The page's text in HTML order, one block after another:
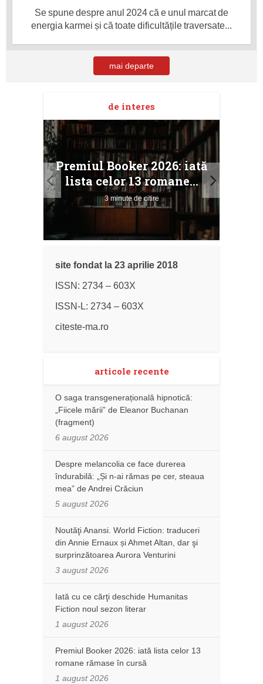
Se spune despre anul 2024 că e unul marcat de
energia karmei și că toate dificultățile traversate...
mai departe
de interes
Premiul Booker 2026: iată
lista celor 13 romane...
3 minute de citire
site fondat la 23 aprilie 2018
ISSN: 2734 – 603X
ISSN-L: 2734 – 603X
citeste-ma.ro
articole recente
O saga transgenerațională hipnotică:
„Fiicele mării” de Eleanor Buchanan
(fragment)
6 august 2026
Despre melancolia ce face durerea
îndurabilă: „Și n-ai rămas pe cer, steaua
mea” de Andrei Crăciun
5 august 2026
Noutăţi Anansi. World Fiction: traduceri
din Annie Ernaux și Ahmet Altan, dar şi
surprinzătoarea Aurora Venturini
3 august 2026
Iată cu ce cărţi deschide Humanitas
Fiction noul sezon literar
1 august 2026
Premiul Booker 2026: iată lista celor 13
romane rămase în cursă
1 august 2026